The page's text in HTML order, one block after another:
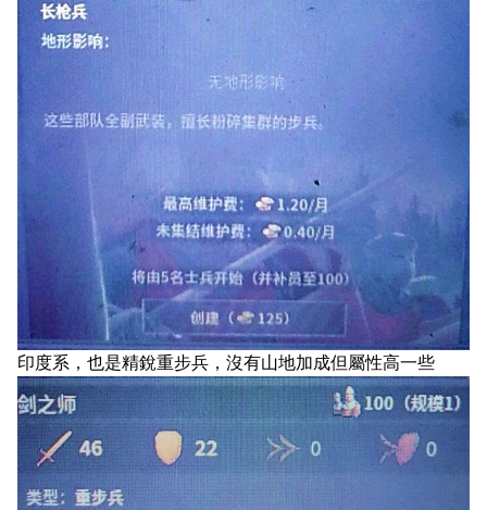
印度系，也是精銳重步兵，沒有山地加成但屬性高一些